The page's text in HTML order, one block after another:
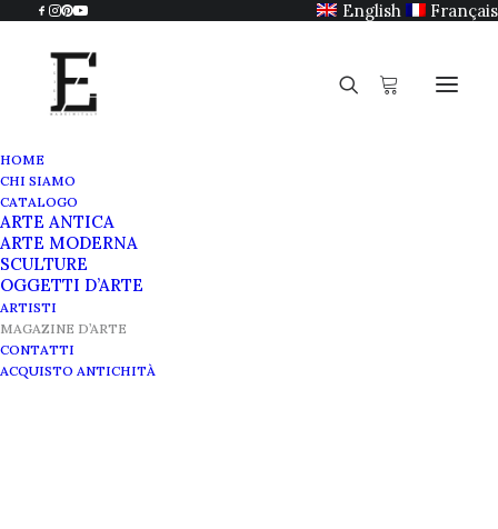
English Français
HOME
CHI SIAMO
CATALOGO
ARTE ANTICA
ARTE MODERNA
SCULTURE
OGGETTI D’ARTE
ARTISTI
MAGAZINE D’ARTE
CONTATTI
ACQUISTO ANTICHITÀ